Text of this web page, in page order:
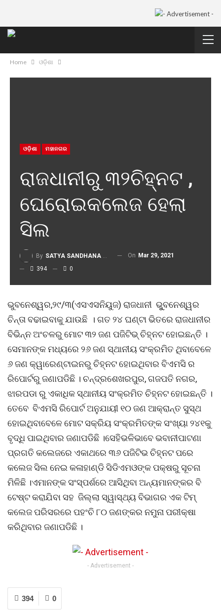
Home ଓଡ଼ିଶା
ଓଡ଼ିଶା ମହାନଗର
ରାଜଧାନୀରୁ ୩୨ଚିହ୍ନଟ ,
ଘେରୋଇକଲେଜ ହେଲା
ସିଲ
By SATYA SANDHANA DESK On Mar 29, 2021
394
0
ଭୁବନେଶ୍ୱର,୨୯/୩(ଏସଏସନିୟୁଜ) ରାଜଧାନୀ ଭୁୁବନେଶ୍ୱର
ଚିନ୍ତା ବଢାଇବାକୁ ଯାଉଛି । ଗତ ୨୪ ଘଣ୍ଟା ଭିତରେ ରାଜଧାନୀର
ବିଭିନ୍ନ ଅଂଚଳରୁ ମୋଟ ୩୨ ଜଣ ପଜିଟିଭ୍ ଚିହ୍ନଟ ହୋଇଛନ୍ତି ।
ସେମାନଙ୍କ ମଧ୍ୟରେ ୨୬ ଜଣ ସ୍ଥାନୀୟ ସଂକ୍ରମିତ ଥିବାବେଳେ
୬ ଜଣ କ୍ୱାରେଣ୍ଟାଇନରୁ ଚିହ୍ନଟ ହୋଇଥିବାର ବିଏମସି ର
ରିପୋର୍ଟରୁ ଜଣାପଡିଛି । ଚନ୍ଦ୍ରଶେଖରପୁର, ଗଜପତି ନଗର,
ଝାରପଡା ରୁ ଏକାଧିକ ସ୍ଥାନୀୟ ସଂକ୍ରମିତ ଚିହ୍ନଟ ହୋଇଛନ୍ତି ।
ତେବେ ବିଏମସି ରିପୋର୍ଟ ଅନୁଯାୟୀ ୧୦ ଜଣ ଆକ୍ରାନ୍ତ ସୁସ୍ଥ
ହୋଇଥିବାବେଳେ ମୋଟ ସକ୍ରିୟ ସଂକ୍ରମିତଙ୍କ ସଂଖ୍ୟା ୨୪୧କୁ
ବୃଦ୍ଧି ପାଇଥିବାର ଜଣାପଡିଛି ।ସେହିଭଳିଭାବେ ଭବାନୀପାଟଣା
ପ୍ରଗତି କଲେଜରେ ଏକାଥରେ ୩୬ ପଜିଟିଭ ଚିହ୍ନଟ ପରେ
କଲେଜ ସିଲ ନେଇ କଳାହାଣ୍ଡି ସିଡିଏମଓଙ୍କ ପକ୍ଷରୁ ସୂଚନା
ମିଳିଛି ।ଏମାନଙ୍କ ସଂସ୍ପର୍ଶରେ ଆସିଥିବା ଅନ୍ୟମାନଙ୍କର ବି
ଟେଷ୍ଟ କରାଯିବା ସହ ଜିଲ୍ଲା ସ୍ୱାସ୍ଥ୍ୟ ବିଭାଗର ଏକ ଟିମ୍
କଲେଜ ପରିସରରେ ପହଂଚି ୮୦ ଜଣଙ୍କର ନମୁନା ପରୀକ୍ଷା
କରିଥିବାର ଜଣାପଡିଛି ।
- Advertisement -
0
394